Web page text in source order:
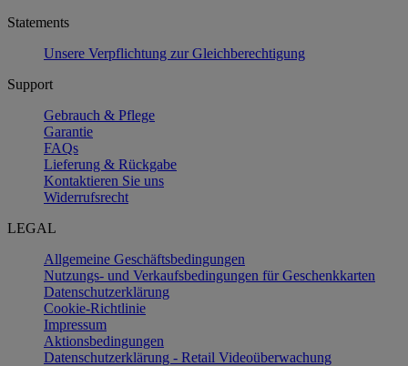
Statements
Unsere Verpflichtung zur Gleichberechtigung
Support
Gebrauch & Pflege
Garantie
FAQs
Lieferung & Rückgabe
Kontaktieren Sie uns
Widerrufsrecht
LEGAL
Allgemeine Geschäftsbedingungen
Nutzungs- und Verkaufsbedingungen für Geschenkkarten
Datenschutzerklärung
Cookie-Richtlinie
Impressum
Aktionsbedingungen
Datenschutzerklärung - Retail Videoüberwachung